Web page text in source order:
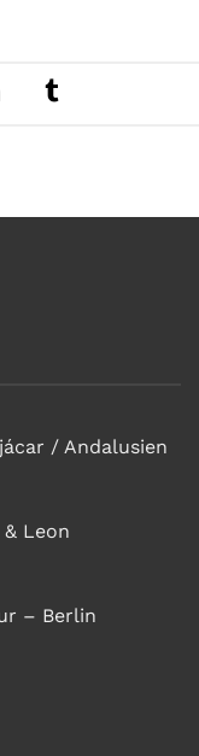
/ Andalusien
Leon
– Berlin